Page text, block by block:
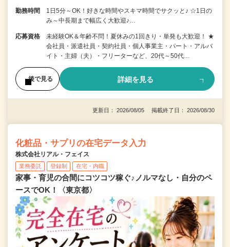
勤務時間
1日5分～OK！好きな時間やスキマ時間でサクッと♪ ☆1日の
み～中長期まで幅広く大歓迎♪…
応募資格
未経験OK＆年齢不問！夏休みの1回きり・単発も大歓迎！ ★
会社員・派遣社員・契約社員・個人事業主・パート・アルバ
イト・主婦（夫）・フリーターなど、20代～50代…
後で見る 詳細を見る
更新日： 2026/08/05 掲載終了日： 2026/08/30
化粧品・サプリの在宅データ入力
株式会社リアル・フェイス
業務委託 登録制 在宅・内職
家事・育児の合間にコツコツ稼ぐ♪ノルマなし・自分のペ
ースでOK！〈東京都〉